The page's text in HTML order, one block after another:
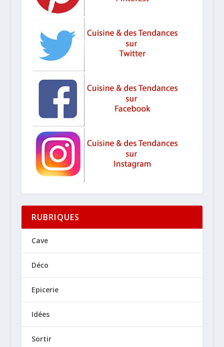
RUBRIQUES
Cave
Déco
Epicerie
Idées
Sortir